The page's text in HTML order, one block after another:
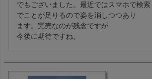
でもございました。最近ではスマホで検索
でことが足りるので姿を消しつつあり
ます。完売なのが残念ですが
今後に期待ですね。